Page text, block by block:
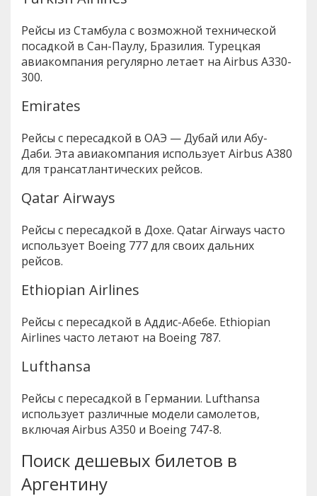
Рейсы из Стамбула с возможной технической
посадкой в Сан-Паулу, Бразилия. Турецкая
авиакомпания регулярно летает на Airbus A330-
300.
Emirates
Рейсы с пересадкой в ОАЭ — Дубай или Абу-
Даби. Эта авиакомпания использует Airbus A380
для трансатлантических рейсов.
Qatar Airways
Рейсы с пересадкой в Дохе. Qatar Airways часто
использует Boeing 777 для своих дальних
рейсов.
Ethiopian Airlines
Рейсы с пересадкой в Аддис-Абебе. Ethiopian
Airlines часто летают на Boeing 787.
Lufthansa
Рейсы с пересадкой в Германии. Lufthansa
использует различные модели самолетов,
включая Airbus A350 и Boeing 747-8.
Поиск дешевых билетов в
Аргентину